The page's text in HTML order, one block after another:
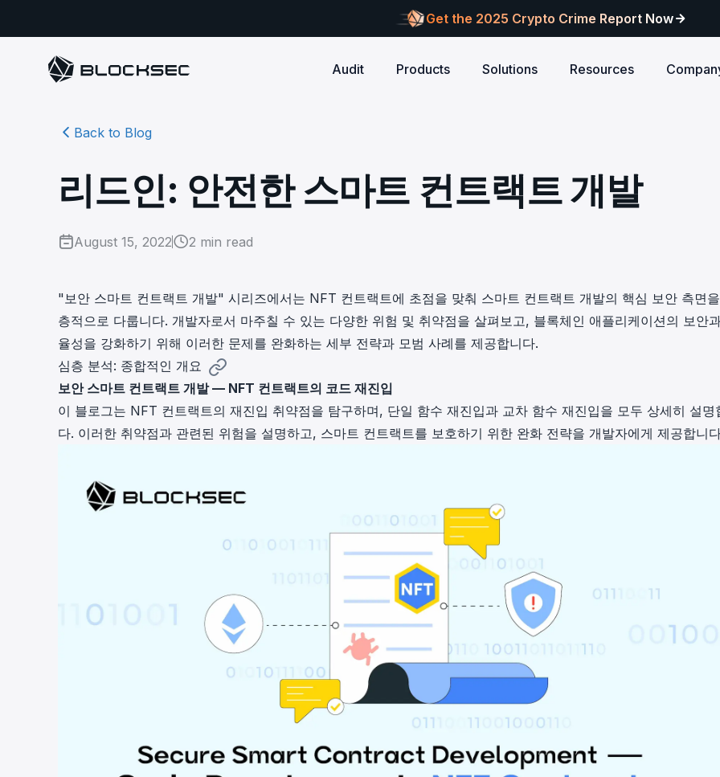
Get the 2025 Crypto Crime Report Now
Audit
robust, reliable, and meets top security
standards.
other infrastructure stack against
systemic risk.
Products
Phalcon Security
Detect every threat, alert what
ensure your Safe{Wallet}’s security.
STOP for L2 Chains
Stop hacks at the Sequencer level to
Phalcon Explorer
Visualize, simulate, and debug on-
chain transactions with an intuitive
interface.
Phalcon Compliance
Free Trial
Identify illicit activities, manage risks,
withdrawn.
MetaSleuth
Track crypto funds, visualize
Crypto AML API
Address labels, risk scoring, and
screening APIs for crypto compliance.
Trace.ai
New
Trace stolen crypto with AI-
Web3 Companion
The Secure Agentic Wallet.
Solutions
real-time. Safeguard both user assets and your
reputation.
AML/CFT compliance.
attacks at
Stablecoin Issuer
Build
every layer:
Resources
security audits by Block Sec.
with BlockSec
Comprehensive docs to help you build securely
with BlockSec
new.
meets real-world security.
partners shaping the
security landscape.
Back to Blog
리드인: 안전한 스마트 컨트랙트 개발
August 15, 2022 2 min read
"보안 스마트 컨트랙트 개발" 시리즈에서는 NFT 컨트랙트에 초점을 맞춰 스마트 컨트랙트 개발의 핵심 보안 측면
층적으로 다룹니다. 개발자로서 마주칠 수 있는 다양한 위험 및 취약점을 살펴보고, 블록체인 애플리케이션의 보안
율성을 강화하기 위해 이러한 문제를 완화하는 세부 전략과 모범 사례를 제공합니다.
심층 분석: 종합적인 개요
보안 스마트 컨트랙트 개발 — NFT 컨트랙트의 코드 재진입
이 블로그는 NFT 컨트랙트의 재진입 취약점을 탐구하며, 단일 함수 재진입과 교차 함수 재진입을 모두 상세히 설명
다. 이러한 취약점과 관련된 위험을 설명하고, 스마트 컨트랙트를 보호하기 위한 완화 전략을 개발자에게 제공합니